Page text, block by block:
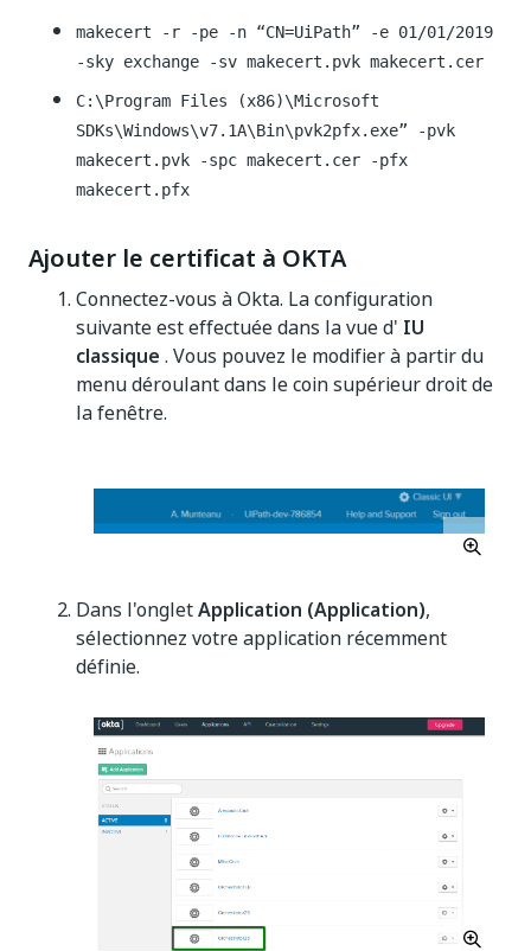
makecert -r -pe -n “CN=UiPath” -e 01/01/2019
-sky exchange -sv makecert.pvk makecert.cer
C:\Program Files (x86)\Microsoft
SDKs\Windows\v7.1A\Bin\pvk2pfx.exe” -pvk
makecert.pvk -spc makecert.cer -pfx
makecert.pfx
Ajouter le certificat à OKTA
Connectez-vous à Okta. La configuration
suivante est effectuée dans la vue d' IU
classique . Vous pouvez le modifier à partir du
menu déroulant dans le coin supérieur droit de
la fenêtre.
Dans l'ongletApplication (Application),
sélectionnez votre application récemment
définie.